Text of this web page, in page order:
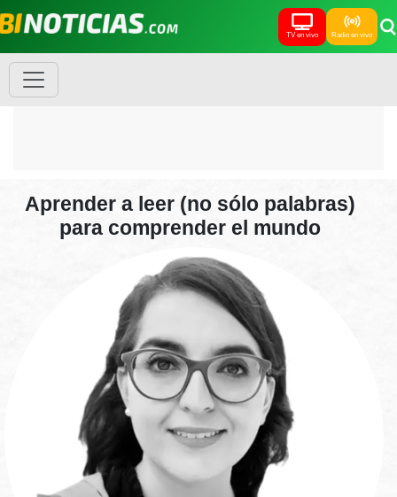
TV en vivo Radio en vivo
Aprender a leer (no sólo palabras)
para comprender el mundo